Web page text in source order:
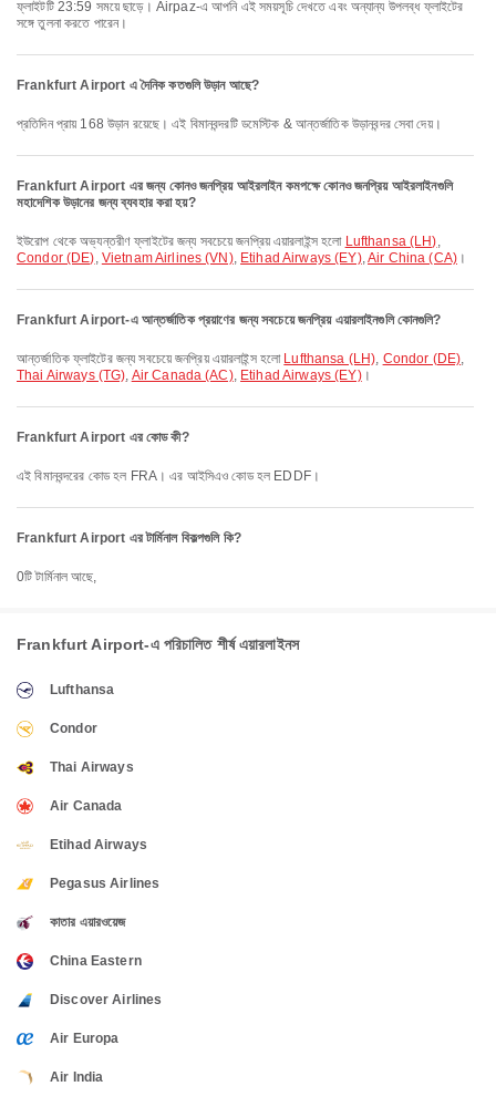
ফ্লাইটটি 23:59 সময়ে ছাড়ে। Airpaz-এ আপনি এই সময়সূচি দেখতে এবং অন্যান্য উপলব্ধ ফ্লাইটের
সঙ্গে তুলনা করতে পারেন।
Frankfurt Airport এ দৈনিক কতগুলি উড়ান আছে?
প্রতিদিন প্রায় 168 উড়ান রয়েছে। এই বিমানবন্দরটি ডমেস্টিক & আন্তর্জাতিক উড়ানবন্দর সেবা দেয়।
Frankfurt Airport এর জন্য কোনও জনপ্রিয় আইরলাইন কমপক্ষে কোনও জনপ্রিয় আইরলাইনগুলি
মহাদেশিক উড়ানের জন্য ব্যবহার করা হয়?
ইউরোপ থেকে অভ্যন্তরীণ ফ্লাইটের জন্য সবচেয়ে জনপ্রিয় এয়ারলাইন্স হলো Lufthansa (LH),
Condor (DE), Vietnam Airlines (VN), Etihad Airways (EY),Air China (CA)।
Frankfurt Airport-এ আন্তর্জাতিক প্রয়াণের জন্য সবচেয়ে জনপ্রিয় এয়ারলাইনগুলি কোনগুলি?
আন্তর্জাতিক ফ্লাইটের জন্য সবচেয়ে জনপ্রিয় এয়ারলাইন্স হলো Lufthansa (LH), Condor (DE),
Thai Airways (TG), Air Canada (AC), Etihad Airways (EY)।
Frankfurt Airport এর কোড কী?
এই বিমানবন্দরের কোড হল FRA। এর আইসিএও কোড হল EDDF।
Frankfurt Airport এর টার্মিনাল বিকল্পগুলি কি?
0টি টার্মিনাল আছে,
Frankfurt Airport-এ পরিচালিত শীর্ষ এয়ারলাইনস
Lufthansa
Condor
Thai Airways
Air Canada
Etihad Airways
Pegasus Airlines
কাতার এয়ারওয়েজ
China Eastern
Discover Airlines
Air Europa
Air India